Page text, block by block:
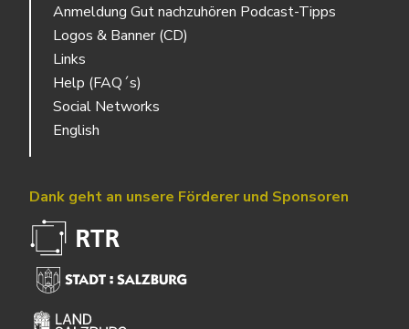
Anmeldung Gut nachzuhören Podcast-Tipps
Logos & Banner (CD)
Links
Help (FAQ´s)
Social Networks
English
Dank geht an unsere Förderer und Sponsoren